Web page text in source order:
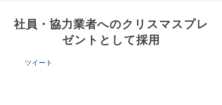
社員・協力業者へのクリスマスプレ
ゼントとして採用
ツイート